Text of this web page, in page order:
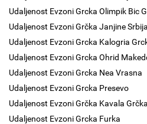
Udaljenost Evzoni Grcka Olimpik Bic
Udaljenost Evzoni Grčka Janjine Srbija
Udaljenost Evzoni Grcka Kalogria
Udaljenost Evzoni Grcka Ohrid
Udaljenost Evzoni Grcka Nea Vrasna
Udaljenost Evzoni Grcka Presevo
Udaljenost Evzoni Grčka Kavala Grčka
Udaljenost Evzoni Grcka Furka